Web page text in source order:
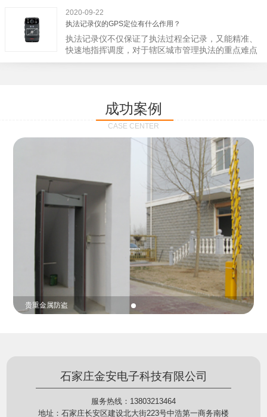
下次直接使用，提高执法仪数据效率。执法仪数据采
集站还具有强大的数据存储管理系统，后台统计不同
上传时段、不同重要级别的数据，将统计结果以图表
或者报表的形式呈现；设备设置有用户操作权限管
理，自动将用户警员编号与执法仪编号绑定，保障数
据的合法性，同时系统可设置每个警员的权限，明确
止了双方矛盾的发生。现在有了执法仪数据采集工作
站，执法队员的担忧便得到有效的解决。每个采集工
作站可支持多台执法记录仪设备同时上传数据，队员
当天使用当天上传，通过数据线接入到采集工作站，
它会自动读取所有的视频、音频、图片、日志等信
作站也能自动为执法记录仪充充电、校校时，做执法
记录仪的贴心小"保姆"。随着群众法律意识的逐步提
高，行政执法行为更加"阳光、透明"，通过工作站可
以随时调取证据视频，精准查阅现场资料，直戳了当
的展示给行政相对人看，有效的减少了行政相对人对
城管执法行为的误解，树立了执法的公信力。
2020-09-22
执法记录仪的GPS定位有什么作用？
执法记录仪不仅保证了执法过程全记录，又能精准、
快速地指挥调度，对于辖区城市管理执法的重点难点
也能一目了然，在城市管理工作信息化中发挥着重要
定位模块，可通过移动网络将位置信息实时发送到监
控中心，在平台的电子地图上显示出设备的具体位
置，实时查看执法人员到岗情况及根据执法环境迅速
调配周边执法人员。同时，内置NFC芯片，可支持身
份证查验等拓展功能，在实战中发挥着重要的作用，
能广泛应用于交警公安执法、卫生监督、城管执法、
海关执法、路政、质量监督、林业园林、消防、质量
监督、公路铁路等各个领域。
成功案例
CASE CENTER
贵重金属防盗
石家庄金安电子科技有限公司
服务热线：13803213464
地址：石家庄长安区建设北大街223号中浩第一商务南楼